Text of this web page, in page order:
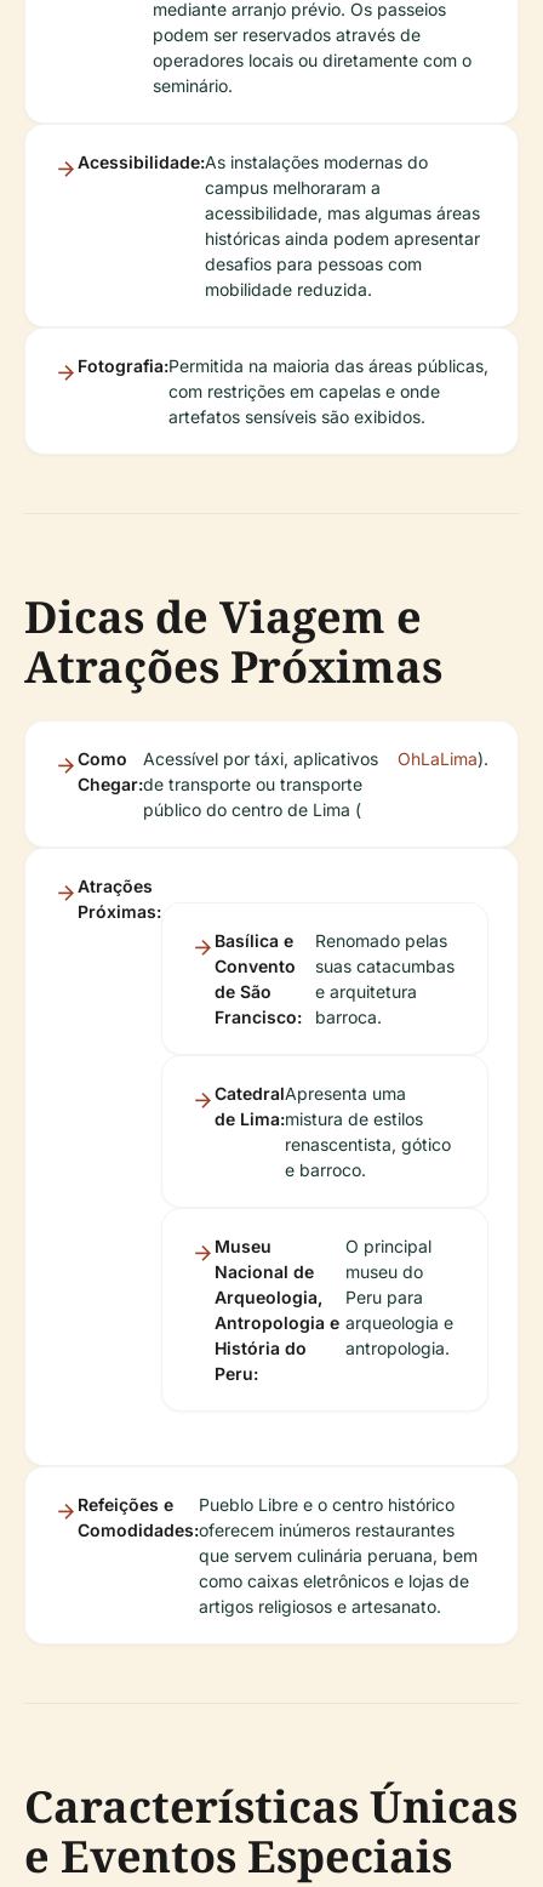
mediante arranjo prévio. Os passeios
podem ser reservados através de
operadores locais ou diretamente com o
seminário.
Acessibilidade:As instalações modernas do
campus melhoraram a
acessibilidade, mas algumas áreas
históricas ainda podem apresentar
desafios para pessoas com
mobilidade reduzida.
Fotografia:Permitida na maioria das áreas públicas,
com restrições em capelas e onde
artefatos sensíveis são exibidos.
Dicas de Viagem e
Atrações Próximas
Como
Chegar:
Acessível por táxi, aplicativos
de transporte ou transporte
público do centro de Lima (
OhLaLima).
Atrações
Próximas:
Basílica e
Convento
de São
Francisco:
Renomado pelas
suas catacumbas
e arquitetura
barroca.
Catedral
de Lima:
Apresenta uma
mistura de estilos
renascentista, gótico
e barroco.
Museu
Nacional de
Arqueologia,
Antropologia e
História do
Peru:
O principal
museu do
Peru para
arqueologia e
antropologia.
Refeições e
Comodidades:
Pueblo Libre e o centro histórico
oferecem inúmeros restaurantes
que servem culinária peruana, bem
como caixas eletrônicos e lojas de
artigos religiosos e artesanato.
Características Únicas
e Eventos Especiais